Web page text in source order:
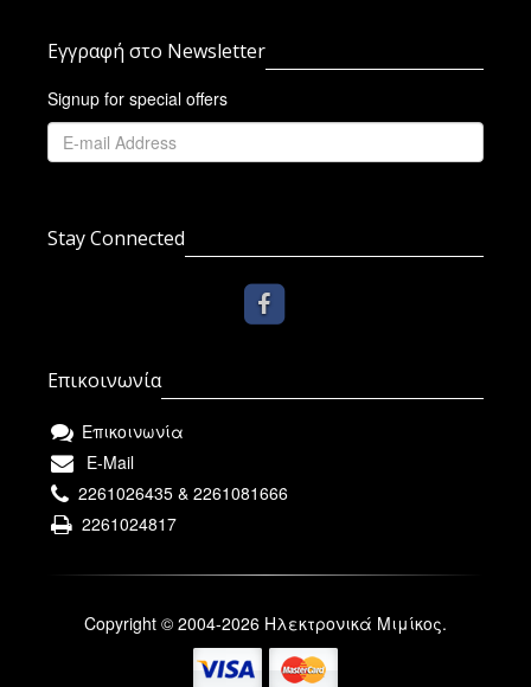
Εγγραφή στο Newsletter
Signup for special offers
Stay Connected
Επικοινωνία
Επικοινωνία
E-Mail
2261026435 & 2261081666
2261024817
Copyright © 2004-2026 Ηλεκτρονικά Μιμίκος.